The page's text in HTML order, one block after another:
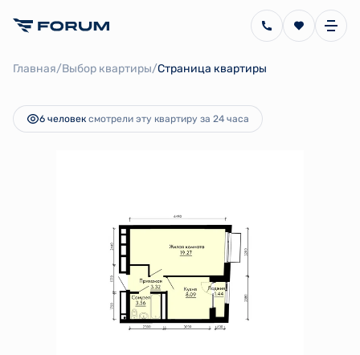
Главная/Выбор квартиры/Страница квартиры
Ипотекаот 18 406 руб.
6 человек смотрели эту квартиру за 24 часа